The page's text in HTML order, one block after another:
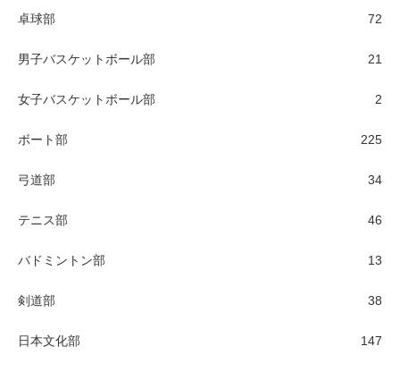
卓球部 72
男子バスケットボール部 21
女子バスケットボール部 2
ボート部 225
弓道部 34
テニス部 46
バドミントン部 13
剣道部 38
日本文化部 147